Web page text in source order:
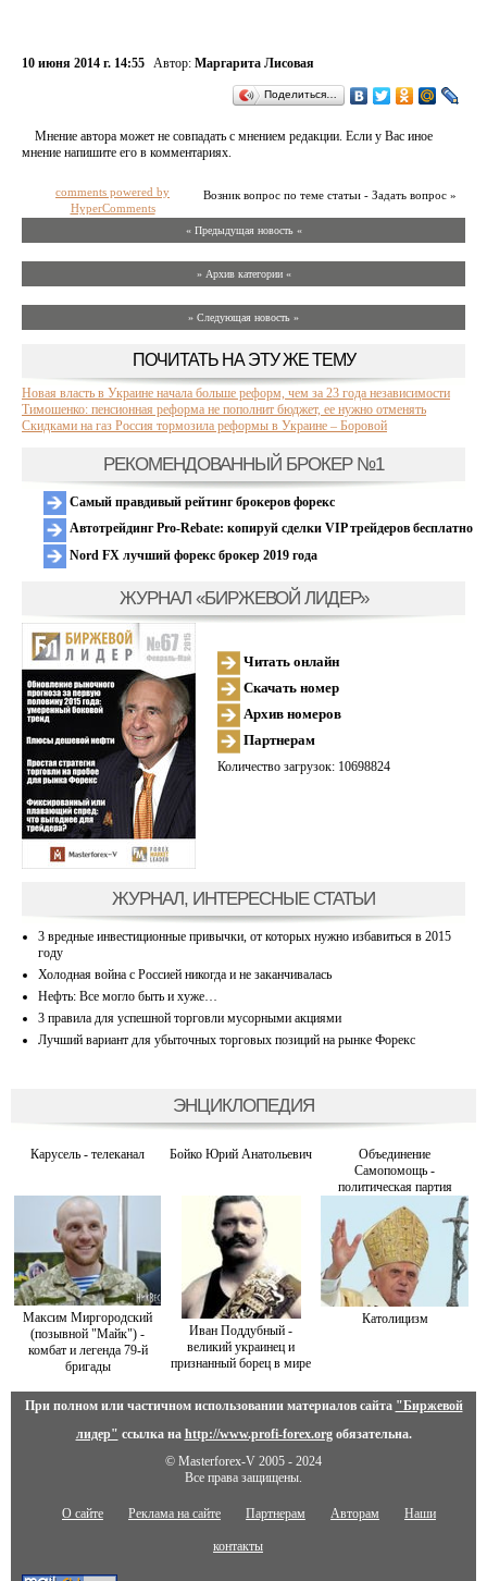
10 июня 2014 г. 14:55 Автор: Маргарита Лисовая
Поделиться…
Мнение автора может не совпадать с мнением редакции. Если у Вас иное
мнение напишите его в комментариях.
Возник вопрос по теме статьи - Задать вопрос »
comments powered by
HyperComments
« Предыдущая новость «
» Архив категории «
» Следующая новость »
ПОЧИТАТЬ НА ЭТУ ЖЕ ТЕМУ
Новая власть в Украине начала больше реформ, чем за 23 года независимости
Тимошенко: пенсионная реформа не пополнит бюджет, ее нужно отменять
Скидками на газ Россия тормозила реформы в Украине – Боровой
РЕКОМЕНДОВАННЫЙ БРОКЕР №1
Самый правдивый рейтинг брокеров форекс
Автотрейдинг Pro-Rebate: копируй сделки VIP трейдеров бесплатно
Nord FX лучший форекс брокер 2019 года
ЖУРНАЛ «БИРЖЕВОЙ ЛИДЕР»
Читать онлайн
Скачать номер
Архив номеров
Партнерам
Количество загрузок: 10698824
ЖУРНАЛ, ИНТЕРЕСНЫЕ СТАТЬИ
3 вредные инвестиционные привычки, от которых нужно избавиться в 2015
году
Холодная война с Россией никогда и не заканчивалась
Нефть: Все могло быть и хуже…
3 правила для успешной торговли мусорными акциями
Лучший вариант для убыточных торговых позиций на рынке Форекс
ЭНЦИКЛОПЕДИЯ
Карусель - телеканал Бойко Юрий Анатольевич
Объединение
Самопомощь -
политическая партия
Максим Миргородский
(позывной "Майк") -
комбат и легенда 79-й
бригады
Иван Поддубный -
великий украинец и
признанный борец в мире
Католицизм
При полном или частичном использовании материалов сайта "Биржевой
лидер" ссылка на http://www.profi-forex.orgобязательна.
© Masterforex-V 2005 - 2024
Все права защищены.
О сайте Реклама на сайте Партнерам Авторам Наши
контакты